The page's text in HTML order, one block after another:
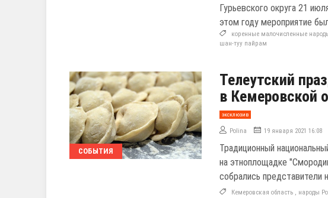
Гурьевского округа 21
этом году мероприятие
коренные малочисленные
шан-туу пайрам
СОБЫТИЯ
Телеутский
в Кемеровской
эксклюзив
Polina 19 января 2021 16:08
Традиционный
на этноплощадке
собрались представители
Кемеровская область , народы